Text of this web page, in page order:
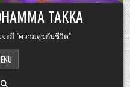
TAKKA
จะมี "ความสุขกับชีวิต"